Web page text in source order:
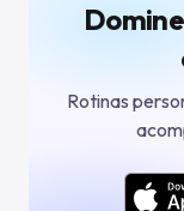
Rotinas